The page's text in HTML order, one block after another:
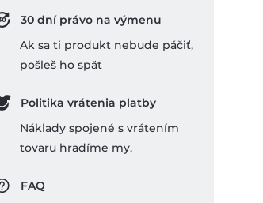
30 dní právo na výmenu
Ak sa ti produkt nebude páčiť,
pošleš ho späť
Politika vrátenia platby
Náklady spojené s vrátením
tovaru hradíme my.
FAQ